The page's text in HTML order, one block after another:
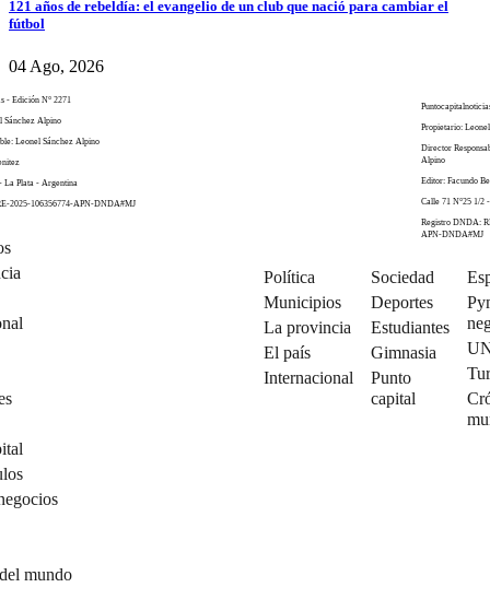
121 años de rebeldía: el evangelio de un club que nació para cambiar el
fútbol
04 Ago, 2026
- Edición N° 2271
Sánchez Alpino
Leonel Sánchez Alpino
La Plata - Argentina
2025-106356774-APN-DNDA#MJ
mundo
Propietario:
Director
Alpino
Editor: Facundo
Calle 71 N°25 1/2
Registro DNDA:
APN-DNDA#MJ
Política
Municipios
La provincia
El país
Internacional
Sociedad
Deportes
Estudiantes
Gimnasia
Punto
capital